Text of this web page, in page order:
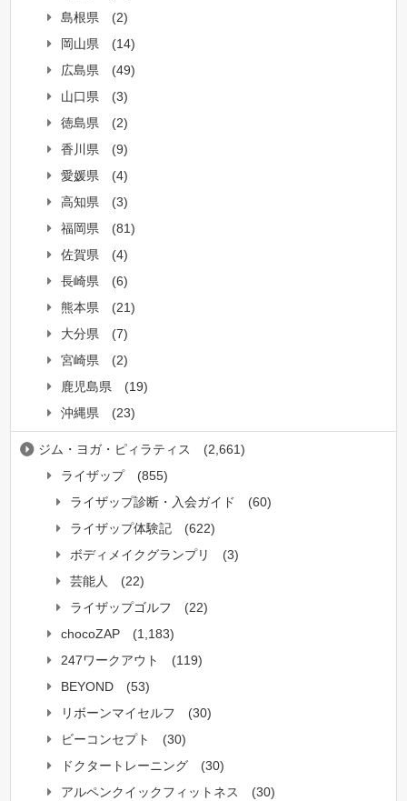
島根県
(2)
岡山県
(14)
広島県
(49)
山口県
(3)
徳島県
(2)
香川県
(9)
愛媛県
(4)
高知県
(3)
福岡県
(81)
佐賀県
(4)
長崎県
(6)
熊本県
(21)
大分県
(7)
宮崎県
(2)
鹿児島県
(19)
沖縄県
(23)
ジム・ヨガ・ピィラティス
(2,661)
ライザップ
(855)
ライザップ診断・入会ガイド
(60)
ライザップ体験記
(622)
ボディメイクグランプリ
(3)
芸能人
(22)
ライザップゴルフ
(22)
chocoZAP
(1,183)
247ワークアウト
(119)
BEYOND
(53)
リボーンマイセルフ
(30)
ビーコンセプト
(30)
ドクタートレーニング
(30)
アルペンクイックフィットネス
(30)